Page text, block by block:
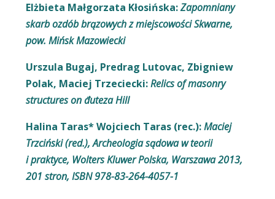
Elżbieta Małgorzata Kłosińska:Zapomniany
skarb ozdób brązowych z miejscowości Skwarne,
pow. Mińsk Mazowiecki
Urszula Bugaj, Predrag Lutovac, Zbigniew
Polak, Maciej Trzeciecki:Relics of masonry
structures on đuteza Hill
Halina Taras* Wojciech Taras (rec.):Maciej
Trzciński (red.), Archeologia sądowa w teorii
i praktyce, Wolters Kluwer Polska, Warszawa 2013,
201 stron, ISBN 978-83-264-4057-1